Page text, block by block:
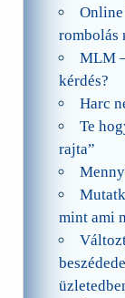
rombolás
MLM
kérdés?
Harc
Te
rajta”
mint ami